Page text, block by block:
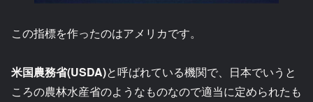
この指標を作ったのはアメリカです。
米国農務省(USDA)と呼ばれている機関で、日本でいうと
ころの農林水産省のようなものなので適当に定められたも